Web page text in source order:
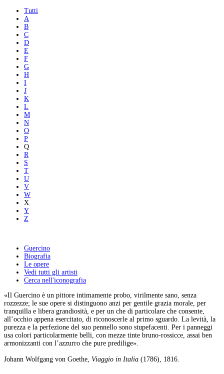
Tutti
A
B
C
D
E
F
G
H
I
J
K
L
M
N
O
P
Q
R
S
T
U
V
W
X
Y
Z
Guercino
Biografia
Le opere
Vedi tutti gli artisti
Cerca nell'iconografia
«Il Guercino è un pittore intimamente probo, virilmente sano, senza
rozzezze; le sue opere si distinguono anzi per gentile grazia morale, per
tranquilla e libera grandiosità, e per un che di particolare che consente,
all’occhio appena esercitato, di riconoscerle al primo sguardo. La levità, la
purezza e la perfezione del suo pennello sono stupefacenti. Per i panneggi
usa colori particolarmente belli, con mezze tinte bruno-rossicce, assai ben
armonizzanti con l’azzurro che pure predilige».
Johann Wolfgang von Goethe, Viaggio in Italia (1786), 1816.